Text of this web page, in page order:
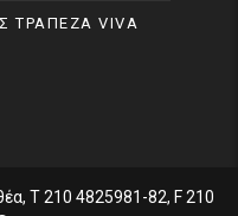
ΤΡΑΠΕΖΑ VIVA
T 210 4825981-82, F 210